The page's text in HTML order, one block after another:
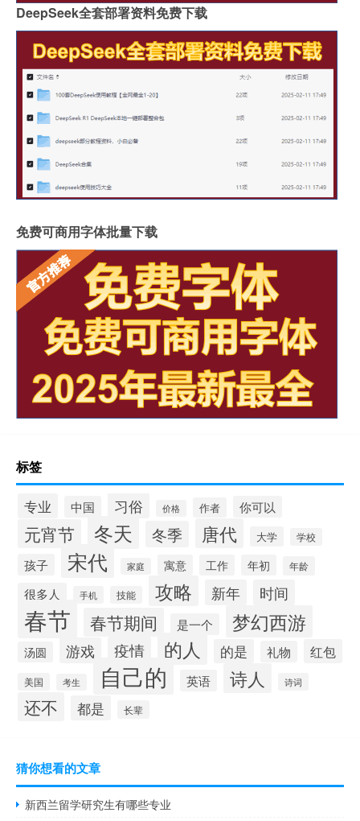
DeepSeek全套部署资料免费下载
免费可商用字体批量下载
标签
专业 中国 习俗 价格 作者 你可以
元宵节 冬天 冬季 唐代 大学 学校
孩子 宋代 家庭 寓意 工作 年初 年龄
很多人 手机 技能 攻略 新年 时间
春节 春节期间 是一个 梦幻西游
汤圆 游戏 疫情 的人 的是 礼物 红包
美国 考生 自己的 英语 诗人 诗词
还不 都是 长辈
猜你想看的文章
新西兰留学研究生有哪些专业